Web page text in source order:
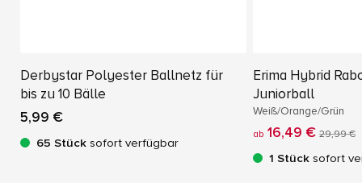
Derbystar Polyester Ballnetz für
bis zu 10 Bälle
5,99 €
65 Stück sofort verfügbar
Erima Hybrid
Juniorball
Weiß/Orange/Grün
ab 16,49 € 29,99 €
1 Stück sofort